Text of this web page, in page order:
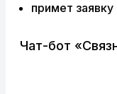
примет
Чат-бот